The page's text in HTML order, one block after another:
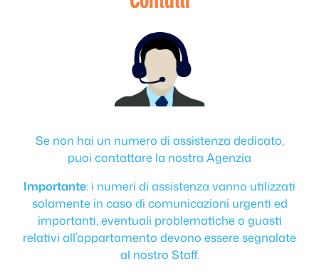
Se non hai un numero di assistenza dedicato,
puoi contattare la nostra Agenzia
Importante: i numeri di assistenza vanno utilizzati
solamente in caso di comunicazioni urgenti ed
importanti, eventuali problematiche o guasti
relativi all’appartamento devono essere segnalate
al nostro Staff.